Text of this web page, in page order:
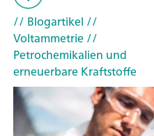
// Blogartikel //
Voltammetrie//
Petrochemikalien und
erneuerbare Kraftstoffe